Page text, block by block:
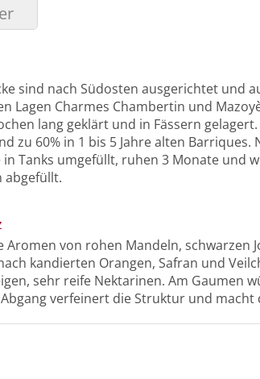
sind nach Südosten ausgerichtet und
Lagen Charmes Chambertin und
lang geklärt und in Fässern
zu 60% in 1 bis 5 Jahre alten Barriques.
Tanks umgefüllt, ruhen 3 Monate und
abgefüllt.
Aromen von rohen Mandeln, schwarzen
kandierten Orangen, Safran und
sehr reife Nektarinen. Am Gaumen
verfeinert die Struktur und macht